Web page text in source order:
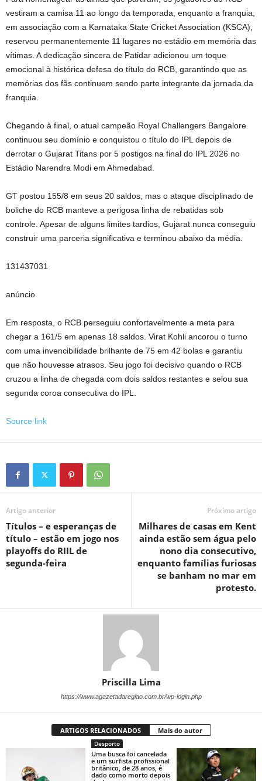
vestiram a camisa 11 ao longo da temporada, enquanto a franquia,
em associação com a Karnataka State Cricket Association (KSCA),
reservou permanentemente 11 lugares no estádio em memória das
vítimas. A dedicação sincera de Patidar adicionou um toque
emocional à histórica defesa do título do RCB, garantindo que as
memórias dos fãs continuem sendo parte integrante da jornada da
franquia.
Chegando à final, o atual campeão Royal Challengers Bangalore
continuou seu domínio e conquistou o título do IPL depois de
derrotar o Gujarat Titans por 5 postigos na final do IPL 2026 no
Estádio Narendra Modi em Ahmedabad.
GT postou 155/8 em seus 20 saldos, mas o ataque disciplinado de
boliche do RCB manteve a perigosa linha de rebatidas sob
controle. Apesar de alguns limites tardios, Gujarat nunca conseguiu
construir uma parceria significativa e terminou abaixo da média.
131437031
anúncio
Em resposta, o RCB perseguiu confortavelmente a meta para
chegar a 161/5 em apenas 18 saldos. Virat Kohli ancorou o turno
com uma invencibilidade brilhante de 75 em 42 bolas e garantiu
que não houvesse atrasos. Seu jogo foi decisivo quando o RCB
cruzou a linha de chegada com dois saldos restantes e selou sua
segunda coroa consecutiva do IPL.
Source link
Artigo anterior
Títulos – e esperanças de
título – estão em jogo nos
playoffs do RIIL de
segunda-feira
Próximo artigo
Milhares de casas em Kent
ainda estão sem água pelo
nono dia consecutivo,
enquanto famílias furiosas
se banham no mar em
protesto.
Priscilla Lima
https://www.agazetadaregiao.com.br/wp-login.php
ARTIGOS RELACIONADOS Mais do autor
Desporto
Uma busca foi cancelada
e um surfista profissional
britânico, de 28 anos, é
dado como morto depois